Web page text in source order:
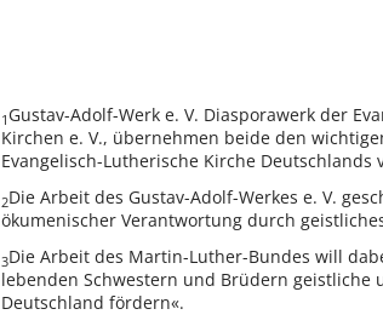
1 Gustav-Adolf-Werk e. V. Diasporawerk der
Kirchen e. V., übernehmen beide den
Evangelisch-Lutherische Kirche Deutschlands
2Die Arbeit des Gustav-Adolf-Werkes e. V.
ökumenischer Verantwortung durch
3Die Arbeit des Martin-Luther-Bundes will
lebenden Schwestern und Brüdern
Deutschland fördern«.